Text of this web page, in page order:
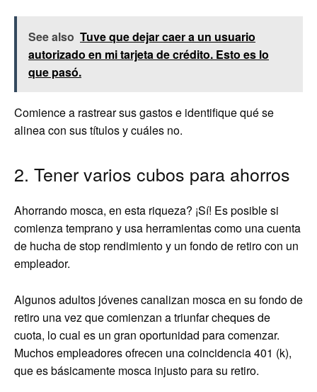
See also Tuve que dejar caer a un usuario
autorizado en mi tarjeta de crédito. Esto es lo
que pasó.
Comience a rastrear sus gastos e identifique qué se
alinea con sus títulos y cuáles no.
2. Tener varios cubos para ahorros
Ahorrando mosca, en esta riqueza? ¡Sí! Es posible si
comienza temprano y usa herramientas como una cuenta
de hucha de stop rendimiento y un fondo de retiro con un
empleador.
Algunos adultos jóvenes canalizan mosca en su fondo de
retiro una vez que comienzan a triunfar cheques de
cuota, lo cual es un gran oportunidad para comenzar.
Muchos empleadores ofrecen una coincidencia 401 (k),
que es básicamente mosca injusto para su retiro.